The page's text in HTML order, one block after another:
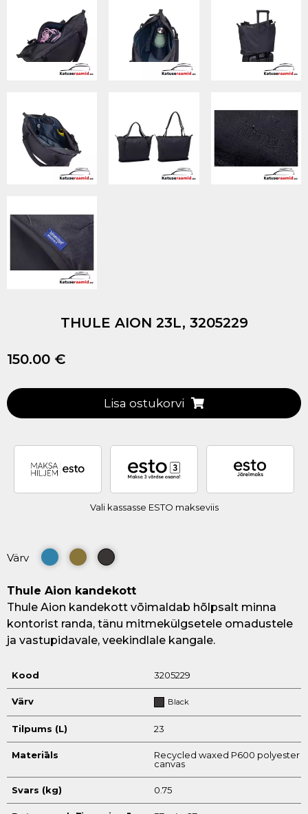
THULE AION 23L, 3205229
150.00 €
Lisa ostukorvi
Vali kassasse ESTO makseviis
Värv
Thule Aion kandekott
Thule Aion kandekott võimaldab hõlpsalt minna
kontorist randa, tänu mitmekülgsetele omadustele
ja vastupidavale, veekindlale kangale.
Kood 3205229
Värv Black
Tilpums (L) 23
Materiāls
Recycled waxed P600 polyester
canvas
Svars (kg) 0.75